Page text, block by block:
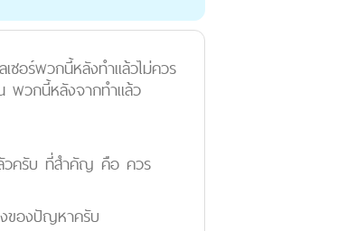
ซอร์พวกนี้หลังทำแล้วไม่ควร
พวกนี้หลังจากทำแล้ว
ลัวครับ ที่สำคัญ คือ ควร
งของปัญหาครับ